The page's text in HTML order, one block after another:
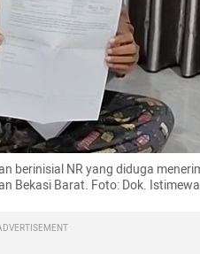
berinisial NR yang diduga
Bekasi Barat. Foto: Dok. Istimewa